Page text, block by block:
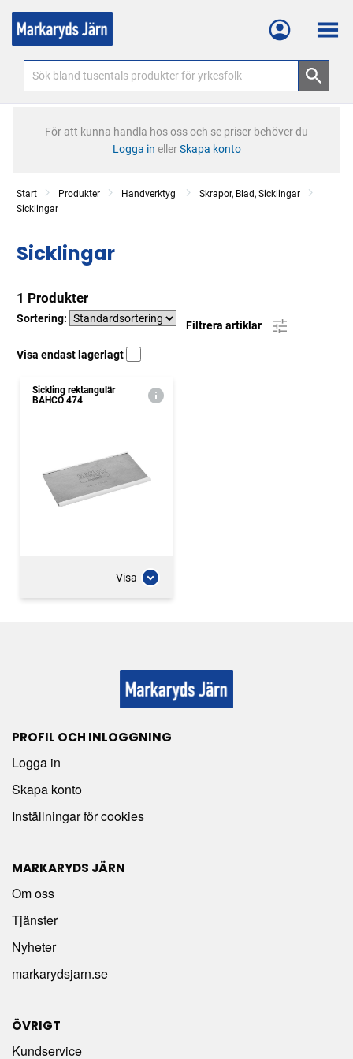
Meny
För att kunna handla hos oss och se priser behöver du
Logga in ellerSkapa konto
Start Produkter Handverktyg
Skrapor, Blad, Sicklingar
Sicklingar
Sicklingar
1 Produkter
Sortering:
Filtrera artiklar
Visa endast lagerlagt
Sickling rektangulär
BAHCO 474
Visa
PROFIL OCH INLOGGNING
Logga in
Skapa konto
Inställningar för cookies
MARKARYDS JÄRN
Om oss
Tjänster
Nyheter
markarydsjarn.se
ÖVRIGT
Kundservice